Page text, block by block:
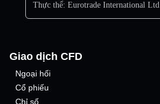
Thực thể: Eurotrade International Ltd
Giao dịch CFD
Ngoại hối
Cổ phiếu
Chỉ số